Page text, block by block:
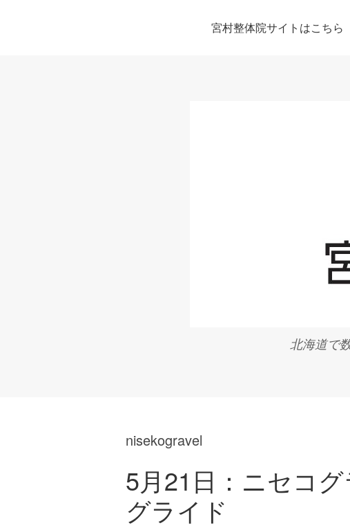
宮村整体院サイトはこちら
北海道で
nisekogravel
5月21日：ニセコ
グライド